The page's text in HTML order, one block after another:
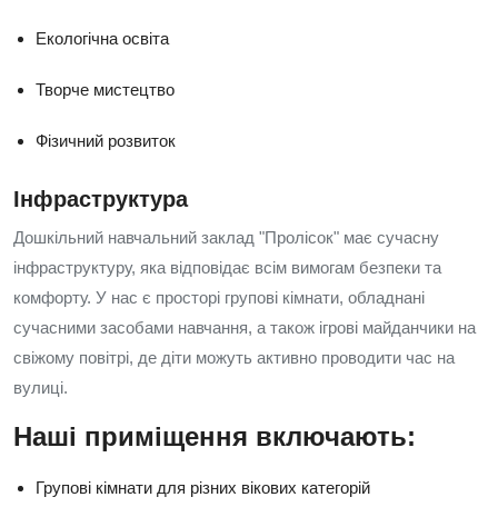
Екологічна освіта
Творче мистецтво
Фізичний розвиток
Інфраструктура
Дошкільний навчальний заклад "Пролісок" має сучасну
інфраструктуру, яка відповідає всім вимогам безпеки та
комфорту. У нас є просторі групові кімнати, обладнані
сучасними засобами навчання, а також ігрові майданчики на
свіжому повітрі, де діти можуть активно проводити час на
вулиці.
Наші приміщення включають:
Групові кімнати для різних вікових категорій